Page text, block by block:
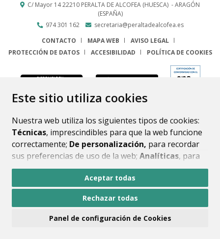
Este sitio utiliza cookies
Nuestra web utiliza los siguientes tipos de cookies:
Técnicas, imprescindibles para que la web funcione
correctamente; De personalización, para recordar
sus preferencias de uso de la web; Analíticas, para
mejorar el funcionamiento de la web y sus servicios.
Si acepta pulsando el botón“Aceptar todas”
consideramos que acepta su uso. Si pulsa el botón
ninguna acción, se guardarán las cookies técnicas
Aceptar todas
Rechazar todas
Panel de configuración de Cookies
C/ Mayor 1422210 PERALTA DE ALCOFEA (HUESCA) - ARAGÓN
(ESPAÑA)
974 301 162
secretaria@peraltadealcofea.es
CONTACTO
MAPA WEB
AVISO LEGAL
PROTECCIÓN DE DATOS
ACCESIBILIDAD POLÍTICA DE COOKIES